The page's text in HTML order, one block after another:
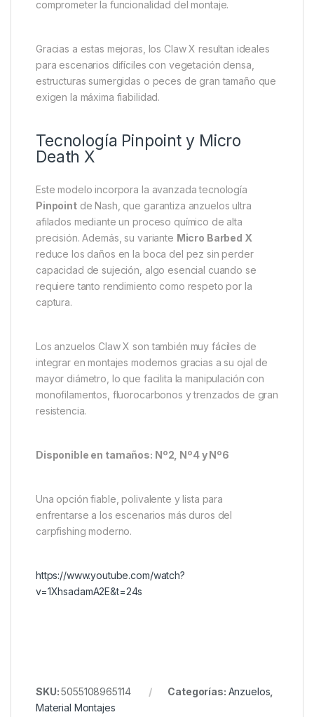
comprometer la funcionalidad del montaje.
Gracias a estas mejoras, los Claw X resultan ideales
para escenarios difíciles con vegetación densa,
estructuras sumergidas o peces de gran tamaño que
exigen la máxima fiabilidad.
Tecnología Pinpoint y Micro
Death X
Este modelo incorpora la avanzada tecnología
Pinpointde Nash, que garantiza anzuelos ultra
afilados mediante un proceso químico de alta
precisión. Además, su variante Micro Barbed X
reduce los daños en la boca del pez sin perder
capacidad de sujeción, algo esencial cuando se
requiere tanto rendimiento como respeto por la
captura.
Los anzuelos Claw X son también muy fáciles de
integrar en montajes modernos gracias a su ojal de
mayor diámetro, lo que facilita la manipulación con
monofilamentos, fluorocarbonos y trenzados de gran
resistencia.
Disponible en tamaños: Nº2, Nº4 y Nº6
Una opción fiable, polivalente y lista para
enfrentarse a los escenarios más duros del
carpfishing moderno.
https://www.youtube.com/watch?
v=1XhsadamA2E&t=24s
SKU:5055108965114 Categorías: Anzuelos
Material Montajes